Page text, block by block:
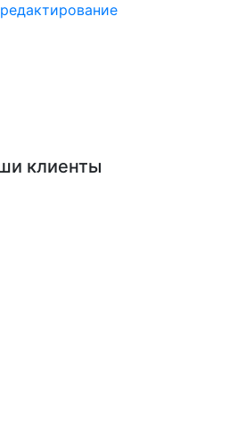
клиенты